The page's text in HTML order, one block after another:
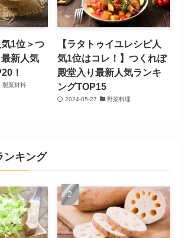
1位＞つ
新人気
！
製菓材料
【ラタトゥイユレシピ人
気1位はコレ！】つくれぽ
殿堂入り最新人気ランキ
ングTOP15
2024-05-27 野菜料理
ンキング